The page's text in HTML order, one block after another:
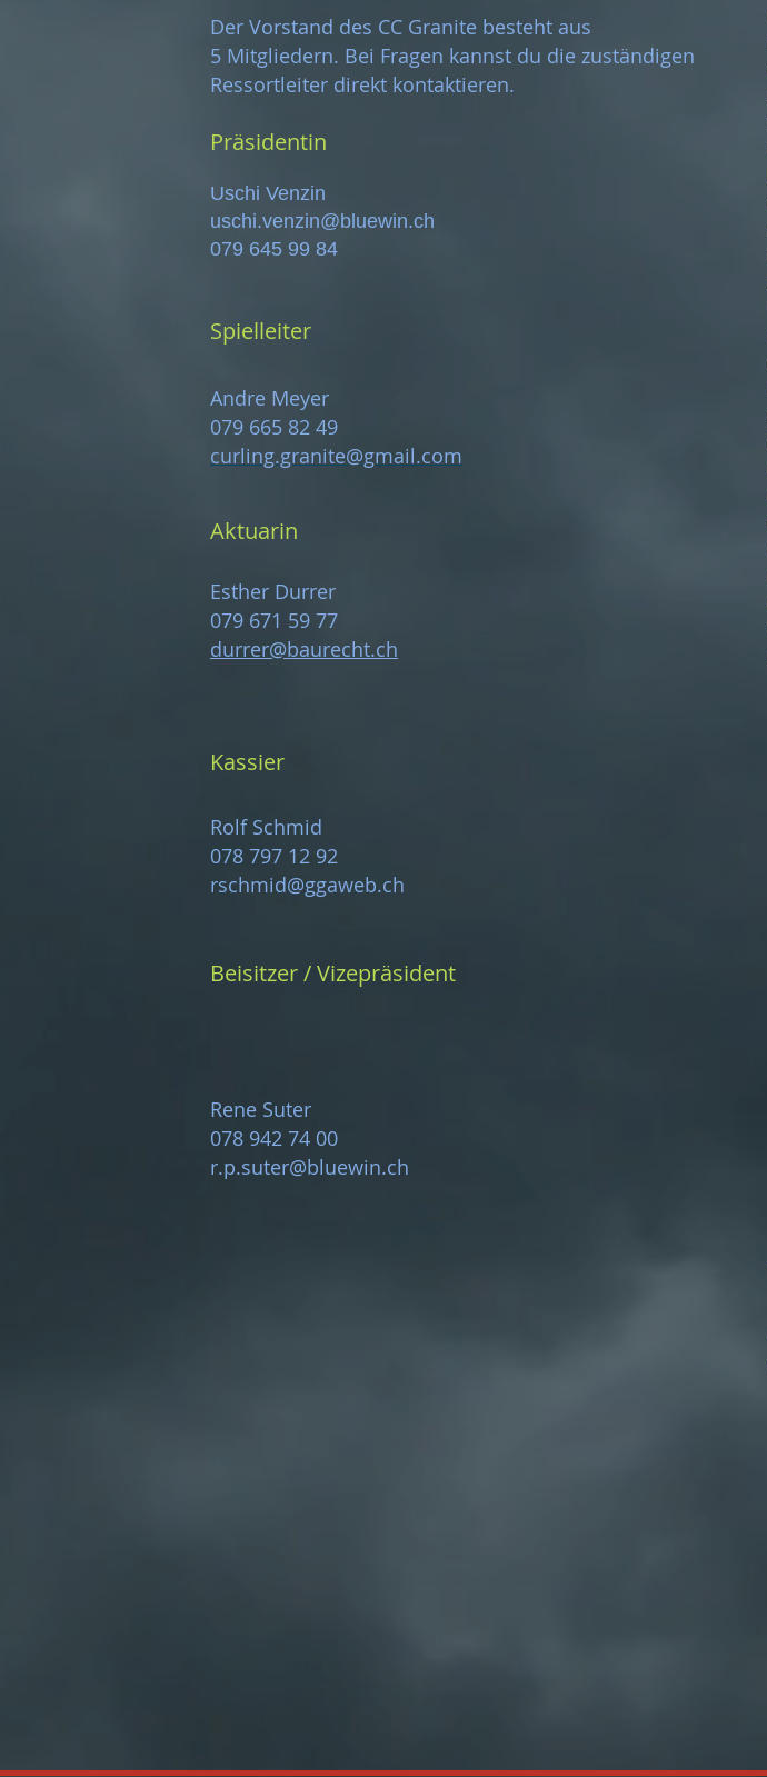
Der Vorstand des CC Granite besteht aus
5 Mitgliedern. Bei Fragen kannst du die zuständigen
Ressortleiter direkt kontaktieren.
Präsidentin
Uschi Venzin
uschi.venzin@bluewin.ch
079 645 99 84
Spielleiter
Andre Meyer
079 665 82 49
curling.granite@gmail.com
Aktuarin
Esther Durrer
079 671 59 77
durrer@baurecht.ch
Kassier
Rolf Schmid
078 797 12 92
rschmid@ggaweb.ch
Beisitzer / Vizepräsident
Rene Suter
078 942 74 00
r.p.suter@bluewin.ch